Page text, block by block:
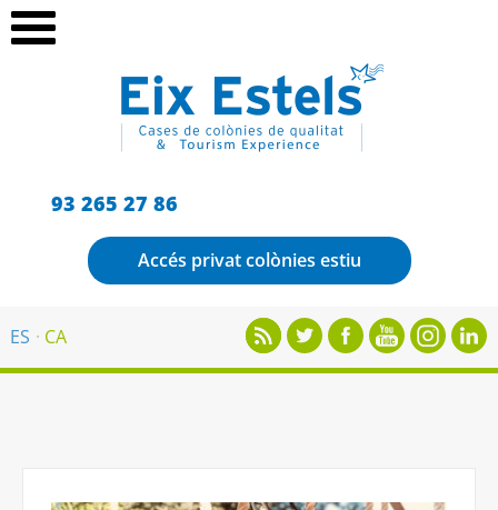
93 265 27 86
Accés privat colònies estiu
ES CA